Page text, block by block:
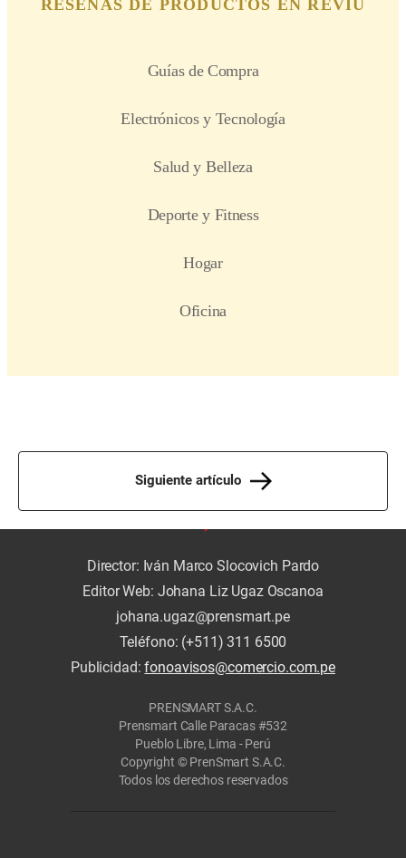
Siguiente artículo
Director: Iván Marco Slocovich Pardo
Editor Web: Johana Liz Ugaz Oscanoa
johana.ugaz@prensmart.pe
Teléfono: (+511) 311 6500
Publicidad:fonoavisos@comercio.com.pe
PRENSMART S.A.C.
Prensmart Calle Paracas #532
Pueblo Libre, Lima - Perú
Copyright © PrenSmart S.A.C.
Todos los derechos reservados